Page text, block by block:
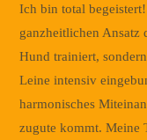
Ich bin total
ganzheitlichen
Hund trainiert,
Leine intensiv
harmonisches
zugute kommt. Meine